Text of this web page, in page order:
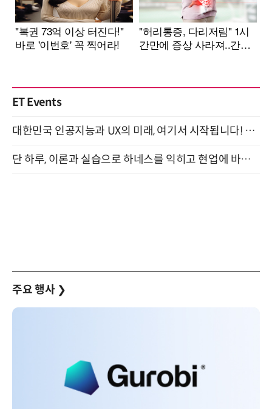
ET Events
대한민국 인공지능과 UX의 미래, 여기서 시작됩니다! UX Korea 2026 - Fall 9월 2일 개최
단 하루, 이론과 실습으로 하네스를 익히고 현업에 바로 쓰는 핸즈온 워크숍 (8/20)
주요 행사 ❯